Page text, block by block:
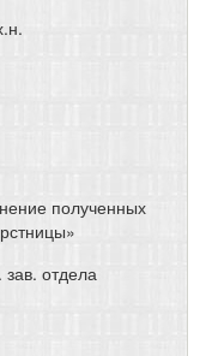
полученных
отдела